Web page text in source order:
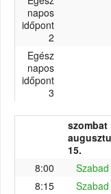
napos
időpont
2
Egész
napos
időpont
3
szombat
15.
8:00
Szabad
8:15
Szabad